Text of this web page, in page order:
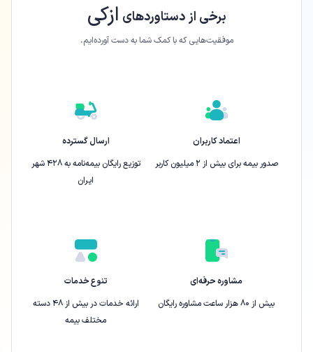
برخی از دستاورد‌های ازکی
موفقیت‌هایی که با کمک شما به دست آورده‌ایم.
اعتماد کاربران
صدور بیمه برای بیش از ۲ میلیون کاربر
ارسال گسترده
توزیع رایگان بیمه‌نامه به ۴۲۸ شهر
ایران
مشاوره حرفه‌ای
بیش از ۸۰ هزار ساعت مشاوره رایگان
تنوع خدمات
ارائه‌ خدمات در بیش از ۴۸ دسته
مختلف بیمه